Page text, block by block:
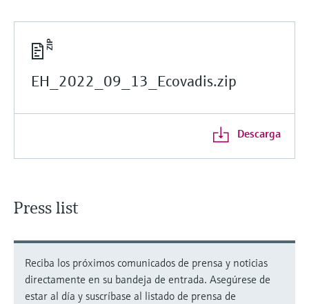
EH_2022_09_13_Ecovadis.zip
Descarga
Press list
Reciba los próximos comunicados de prensa y noticias
directamente en su bandeja de entrada. Asegúrese de
estar al día y suscríbase al listado de prensa de